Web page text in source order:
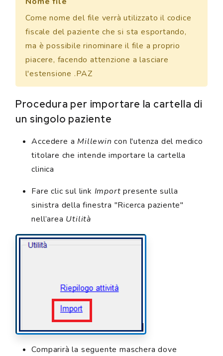
Come nome del file verrà utilizzato il codice
fiscale del paziente che si sta esportando,
ma è possibile rinominare il file a proprio
piacere, facendo attenzione a lasciare
l'estensione .PAZ
Procedura per importare la cartella di
un singolo paziente
Accedere a Millewin con l'utenza del medico
titolare che intende importare la cartella
clinica
Fare clic sul link Import presente sulla
sinistra della finestra "Ricerca paziente"
nell’area Utilità
Comparirà la seguente maschera dove